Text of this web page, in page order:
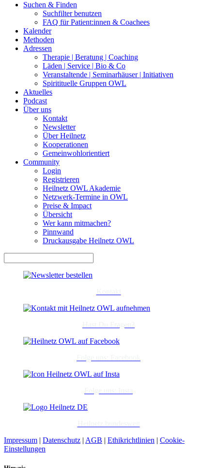
Suchen & Finden
Suchfilter benutzen
FAQ für Patient:innen & Coachees
Kalender
Methoden
Adressen
Therapie | Beratung | Coaching
Läden | Service | Bio & Co
Veranstaltende | Seminarhäuser | Initiativen
Spiritituelle Gruppen OWL
Aktuelles
Podcast
Über uns
Kontakt
Newsletter
Über Heilnetz
Kooperationen
Gemeinwohlorientiert
Community
Login
Registrieren
Heilnetz OWL Akademie
Netzwerk-Termine in OWL
Preise & Impact
Übersicht
Wer kann mitmachen?
Pinnwand
Druckausgabe Heilnetz OWL
Impressum | Datenschutz | AGB | Ethikrichtlinien | Cookie-
Einstellungen